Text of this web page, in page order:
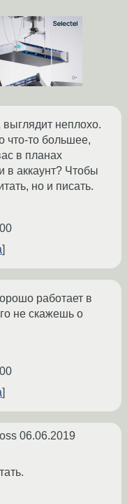
неплохо.
что-то большее,
в планах
в аккаунт? Чтобы
но и писать.
работает в
не скажешь о
06.06.2019